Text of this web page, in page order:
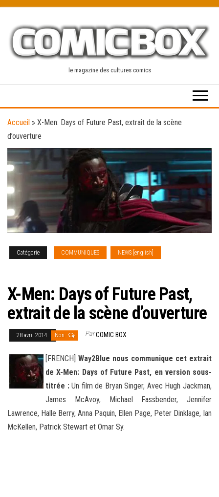
content
le magazine des cultures comics
Accueil » X-Men: Days of Future Past, extrait de la scène
d’ouverture
Catégorie COMMUNIQUES NEWS [english]
X-Men: Days of Future Past,
extrait de la scène d’ouverture
28 avril 2014 Non ParCOMIC BOX
[FRENCH] Way2Blue nous communique cet extrait
de X-Men: Days of Future Past, en version sous-
titrée :Un film de Bryan Singer, Avec Hugh Jackman,
James McAvoy, Michael Fassbender, Jennifer
Lawrence, Halle Berry, Anna Paquin, Ellen Page, Peter Dinklage, Ian
McKellen, Patrick Stewart et Omar Sy.